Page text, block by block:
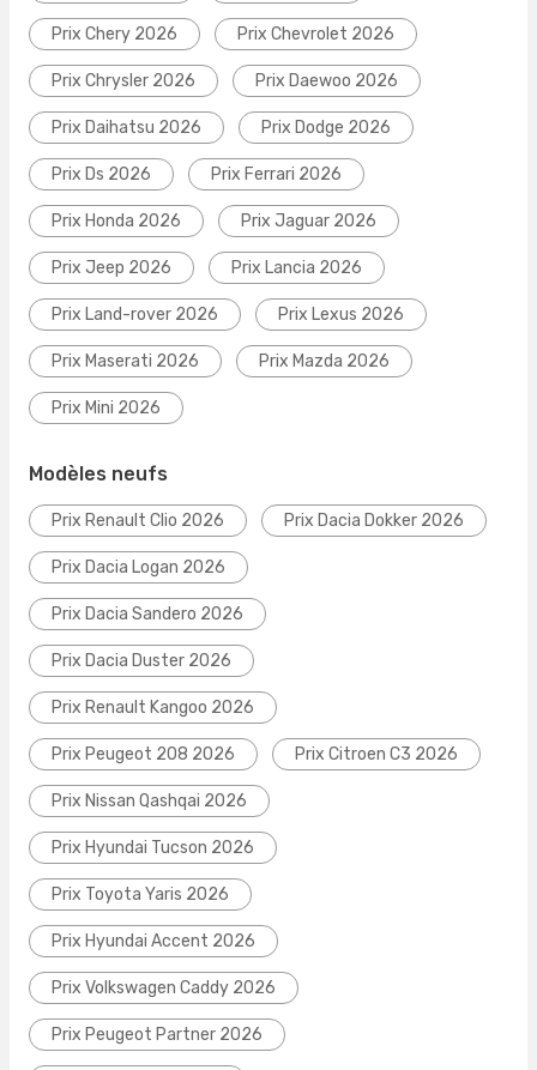
Prix Chery 2026 Prix Chevrolet 2026
Prix Chrysler 2026 Prix Daewoo 2026
Prix Daihatsu 2026 Prix Dodge 2026
Prix Ds 2026 Prix Ferrari 2026
Prix Honda 2026 Prix Jaguar 2026
Prix Jeep 2026 Prix Lancia 2026
Prix Land-rover 2026 Prix Lexus 2026
Prix Maserati 2026 Prix Mazda 2026
Prix Mini 2026
Modèles neufs
Prix Renault Clio 2026 Prix Dacia Dokker 2026
Prix Dacia Logan 2026
Prix Dacia Sandero 2026
Prix Dacia Duster 2026
Prix Renault Kangoo 2026
Prix Peugeot 208 2026 Prix Citroen C3 2026
Prix Nissan Qashqai 2026
Prix Hyundai Tucson 2026
Prix Toyota Yaris 2026
Prix Hyundai Accent 2026
Prix Volkswagen Caddy 2026
Prix Peugeot Partner 2026